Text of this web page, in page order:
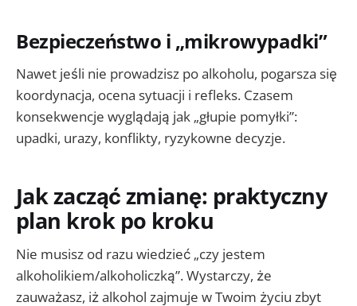
Bezpieczeństwo i „mikrowypadki”
Nawet jeśli nie prowadzisz po alkoholu, pogarsza się
koordynacja, ocena sytuacji i refleks. Czasem
konsekwencje wyglądają jak „głupie pomyłki”:
upadki, urazy, konflikty, ryzykowne decyzje.
Jak zacząć zmianę: praktyczny
plan krok po kroku
Nie musisz od razu wiedzieć „czy jestem
alkoholikiem/alkoholiczką”. Wystarczy, że
zauważasz, iż alkohol zajmuje w Twoim życiu zbyt